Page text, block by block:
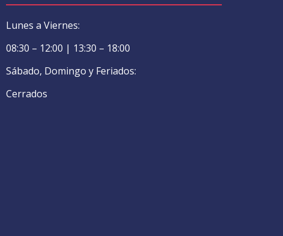
Lunes a Viernes:
08:30 – 12:00 | 13:30 – 18:00
Sábado, Domingo y Feriados:
Cerrados